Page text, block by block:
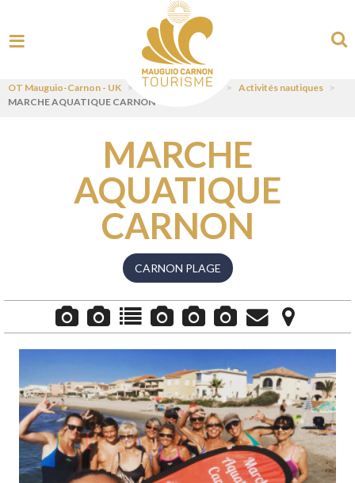
OT Mauguio-Carnon - UK > Visit > Pratiquer > Activités nautiques >
MARCHE AQUATIQUE CARNON
MARCHE
AQUATIQUE
CARNON
CARNON PLAGE